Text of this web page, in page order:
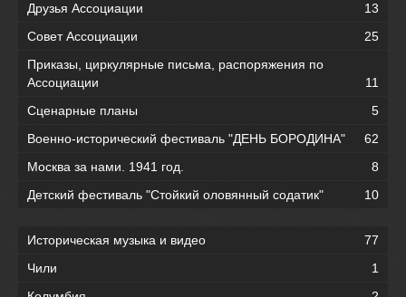
Друзья Ассоциации
13
Совет Ассоциации
25
Приказы, циркулярные письма, распоряжения по
Ассоциации
11
Сценарные планы
5
Военно-исторический фестиваль "ДЕНЬ БОРОДИНА"
62
Москва за нами. 1941 год.
8
Детский фестиваль "Стойкий оловянный содатик"
10
Историческая музыка и видео
77
Чили
1